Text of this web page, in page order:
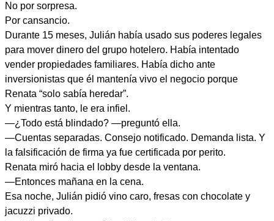
No por sorpresa.
Por cansancio.
Durante 15 meses, Julián había usado sus poderes legales
para mover dinero del grupo hotelero. Había intentado
vender propiedades familiares. Había dicho ante
inversionistas que él mantenía vivo el negocio porque
Renata “solo sabía heredar”.
Y mientras tanto, le era infiel.
—¿Todo está blindado? —preguntó ella.
—Cuentas separadas. Consejo notificado. Demanda lista. Y
la falsificación de firma ya fue certificada por perito.
Renata miró hacia el lobby desde la ventana.
—Entonces mañana en la cena.
Esa noche, Julián pidió vino caro, fresas con chocolate y
jacuzzi privado.